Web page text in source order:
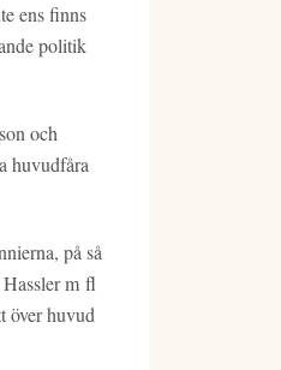
ens finns
politik
och
huvudfåra
på så
m fl
över huvud